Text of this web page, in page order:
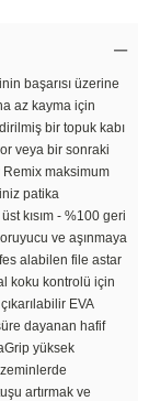
başarısı üzerine
az kayma için
bir topuk kabı
veya bir sonraki
maksimum
patika
kısım - %100 geri
ve aşınmaya
alabilen file astar
koku kontrolü için
EVA
dayanan hafif
yüksek
artırmak ve